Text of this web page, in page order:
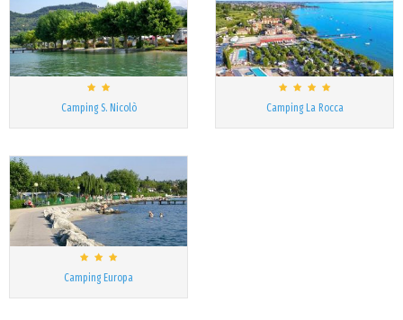
Camping S. Nicolò Camping La Rocca
Camping Europa